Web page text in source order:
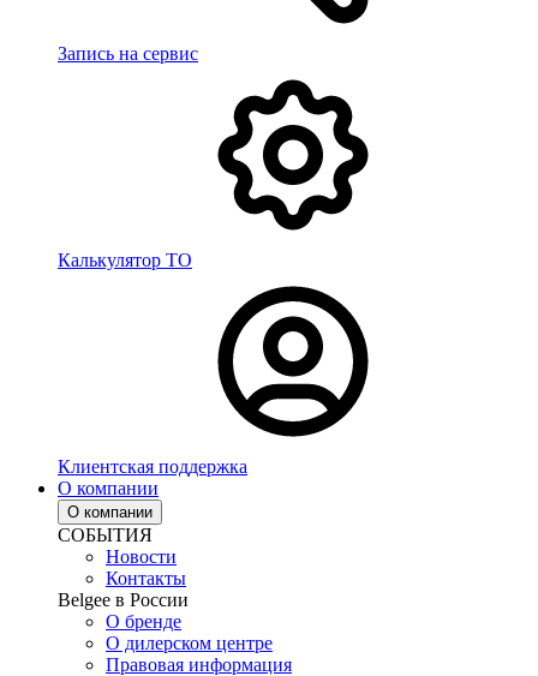
Запись на сервис
Калькулятор ТО
Клиентская поддержка
О компании
О компании
СОБЫТИЯ
Новости
Контакты
Belgee в России
О бренде
О дилерском центре
Правовая информация